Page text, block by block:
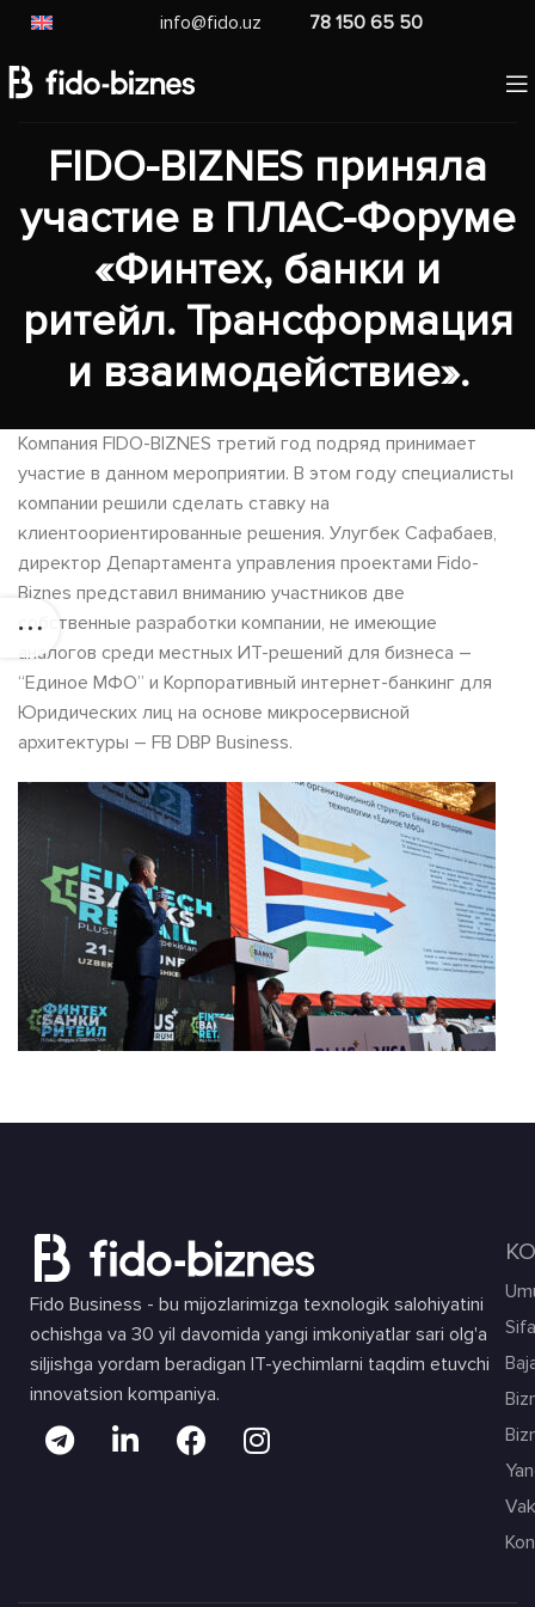
info@fido.uz 78 150 65 50
FIDO-BIZNES приняла
участие в ПЛАС-Форуме
«Финтех, банки и
ритейл. Трансформация
и взаимодействие».
Компания FIDO-BIZNES третий год подряд принимает
участие в данном мероприятии. В этом году специалисты
компании решили сделать ставку на
клиентоориентированные решения. Улугбек Сафабаев,
директор Департамента управления проектами Fido-
Biznes представил вниманию участников две
собственные разработки компании, не имеющие
аналогов среди местных ИТ-решений для бизнеса –
“Единое МФО” и Корпоративный интернет-банкинг для
Юридических лиц на основе микросервисной
архитектуры – FB DBP Business.
Fido Business - bu mijozlarimizga texnologik salohiyatini
ochishga va 30 yil davomida yangi imkoniyatlar sari olg'a
siljishga yordam beradigan IT-yechimlarni taqdim etuvchi
innovatsion kompaniya.